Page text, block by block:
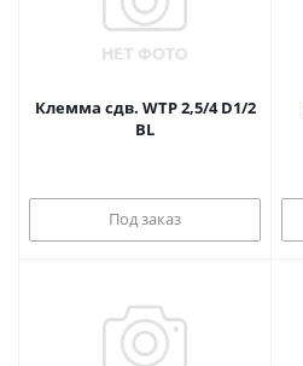
Клемма сдв. WTP 2,5/4 D1/2
BL
Под заказ